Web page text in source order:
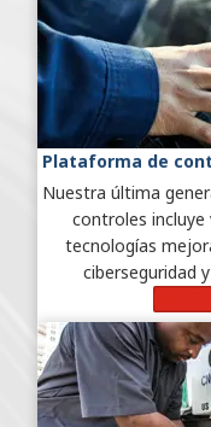
Plataforma de
Nuestra última
controles incluye
tecnologías
ciberseguridad